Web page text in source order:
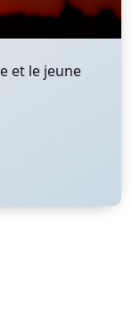
et le jeune